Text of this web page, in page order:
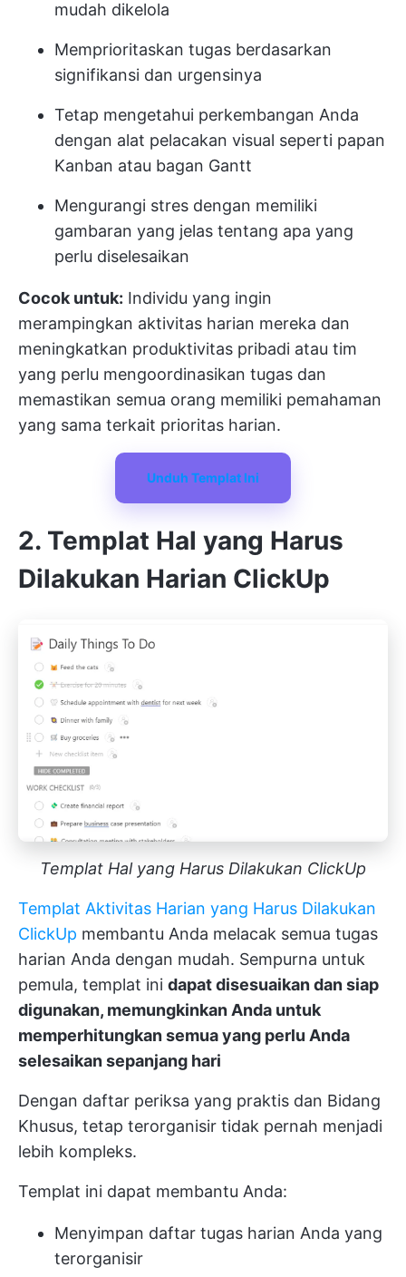
mudah dikelola
Memprioritaskan tugas berdasarkan
signifikansi dan urgensinya
Tetap mengetahui perkembangan Anda
dengan alat pelacakan visual seperti papan
Kanban atau bagan Gantt
Mengurangi stres dengan memiliki
gambaran yang jelas tentang apa yang
perlu diselesaikan
Cocok untuk: Individu yang ingin
merampingkan aktivitas harian mereka dan
meningkatkan produktivitas pribadi atau tim
yang perlu mengoordinasikan tugas dan
memastikan semua orang memiliki pemahaman
yang sama terkait prioritas harian.
Unduh Templat Ini
2. Templat Hal yang Harus
Dilakukan Harian ClickUp
Templat Hal yang Harus Dilakukan ClickUp
Templat Aktivitas Harian yang Harus Dilakukan
ClickUp membantu Anda melacak semua tugas
harian Anda dengan mudah. Sempurna untuk
pemula, templat ini dapat disesuaikan dan siap
digunakan, memungkinkan Anda untuk
memperhitungkan semua yang perlu Anda
selesaikan sepanjang hari
Dengan daftar periksa yang praktis dan Bidang
Khusus, tetap terorganisir tidak pernah menjadi
lebih kompleks.
Templat ini dapat membantu Anda:
Menyimpan daftar tugas harian Anda yang
terorganisir